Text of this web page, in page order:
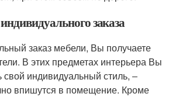
заказа
заказ мебели, Вы получаете
В этих предметах интерьера Вы
свой индивидуальный стиль, ‒
впишутся в помещение. Кроме